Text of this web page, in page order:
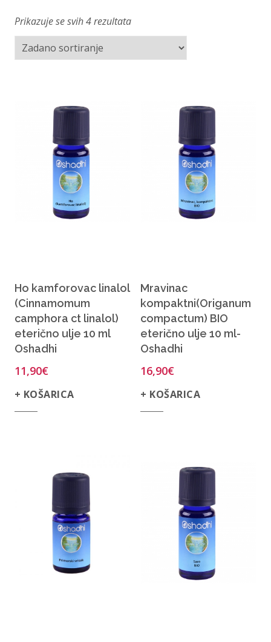
Prikazuje se svih 4 rezultata
Ho kamforovac linalol
(Cinnamomum
camphora ct linalol)
eterično ulje 10 ml
Oshadhi
11,90€
+ KOŠARICA
Mravinac
kompaktni(Origanum
compactum) BIO
eterično ulje 10 ml-
Oshadhi
16,90€
+ KOŠARICA